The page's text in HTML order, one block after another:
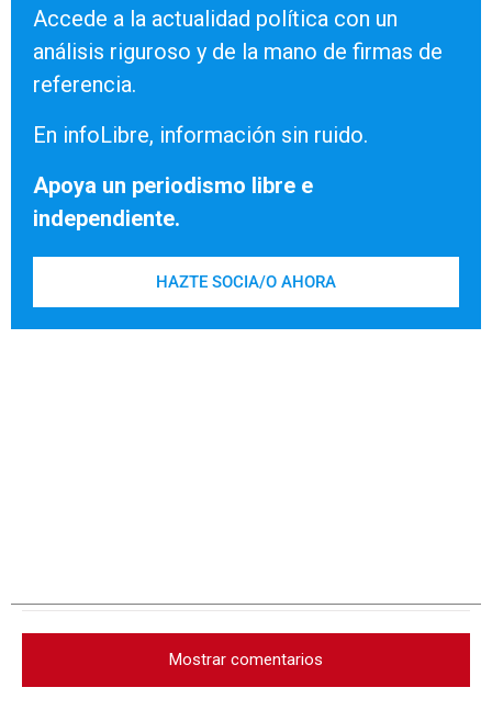
Accede a la actualidad política con un
análisis riguroso y de la mano de firmas de
referencia.
En infoLibre, información sin ruido.
Apoya un periodismo libre e
independiente.
HAZTE SOCIA/O AHORA
Mostrar comentarios